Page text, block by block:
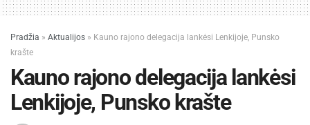
Pradžia » Aktualijos » Kauno rajono delegacija lankėsi Lenkijoje, Punsko
krašte
Kauno rajono delegacija lankėsi
Lenkijoje, Punsko krašte